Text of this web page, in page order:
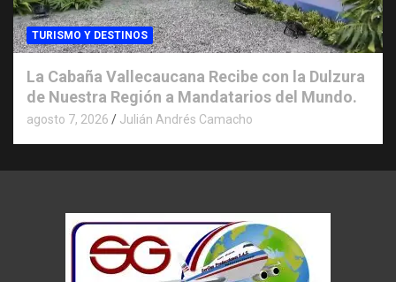
TURISMO Y DESTINOS
La Cabaña Vallecaucana Recibe con la Dulzura
de Nuestra Región a Mandatarios del Mundo.
agosto 7, 2026 Julián Andrés Camacho